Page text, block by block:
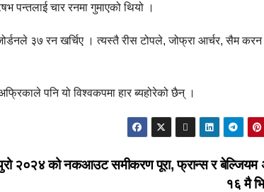
पन्तलाई चार रनमा गुमाएको थियो ।
३७ रन खर्चिए । त्यस्तै रीस टोपले, जोफ्रा आर्चर, सैम करन
पनि यो विश्वकपमा हार ब्यहोरेको छैन् ।
२०२४ को नकआउट समीकरण पूरा, फ्रान्स र बेल्जियम
१६ मै